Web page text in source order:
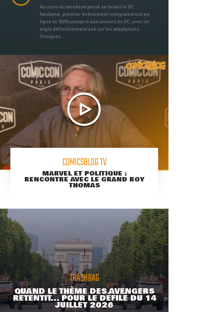
Au cours du weekend passé se tenait le DC
Fandome, premier évènement intégralement en
ligne et 100% consacré aux univers de DC, avec un
angle définitivement axé sur les adaptations
filmiques ...
COMICSBLOG TV
MARVEL ET POLITIQUE :
RENCONTRE AVEC LE GRAND ROY
THOMAS
TRASHBAG
QUAND LE THÈME DES AVENGERS
RETENTIT... POUR LE DÉFILÉ DU 14
JUILLET 2026